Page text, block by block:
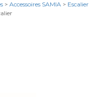
> Accessoires SAMIA > Escalier